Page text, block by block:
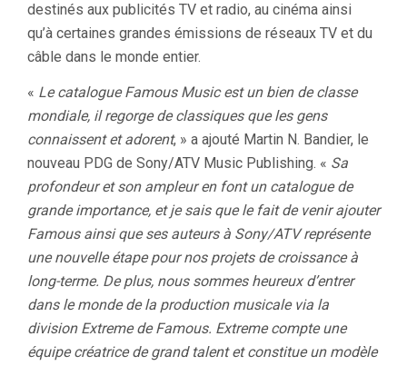
destinés aux publicités TV et radio, au cinéma ainsi
qu’à certaines grandes émissions de réseaux TV et du
câble dans le monde entier.
« Le catalogue Famous Music est un bien de classe
mondiale, il regorge de classiques que les gens
connaissent et adorent, » a ajouté Martin N. Bandier, le
nouveau PDG de Sony/ATV Music Publishing. « Sa
profondeur et son ampleur en font un catalogue de
grande importance, et je sais que le fait de venir ajouter
Famous ainsi que ses auteurs à Sony/ATV représente
une nouvelle étape pour nos projets de croissance à
long-terme. De plus, nous sommes heureux d’entrer
dans le monde de la production musicale via la
division Extreme de Famous. Extreme compte une
équipe créatrice de grand talent et constitue un modèle